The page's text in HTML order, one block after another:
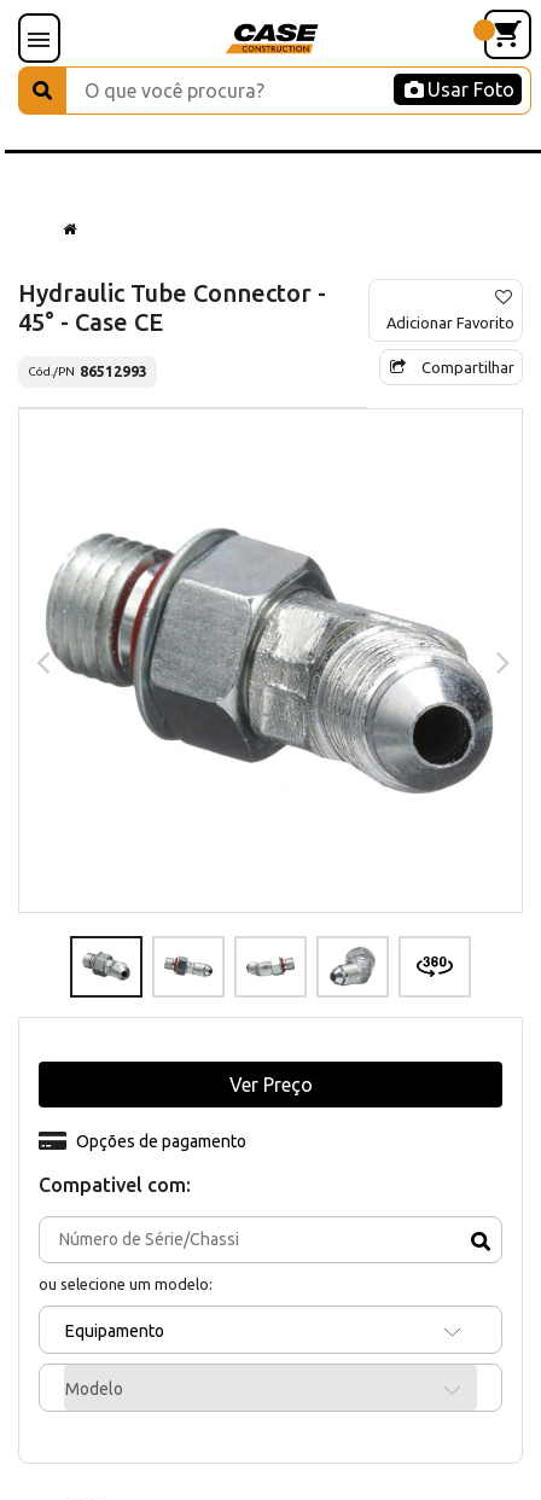
Usar Foto
Hydraulic Tube Connector -
45° - Case CE
Cód./PN 86512993
Adicionar Favorito
Compartilhar
Compativel com:
ou selecione um modelo:
Equipamento
Modelo
Opções de pagamento
Ver Preço